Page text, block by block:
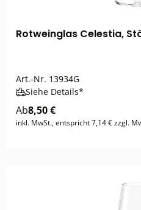
Rotweinglas Celestia,
Art.-Nr. 13934G
Siehe Details*
Ab8,50 €
inkl. MwSt., entspricht 7,14 € zzgl.